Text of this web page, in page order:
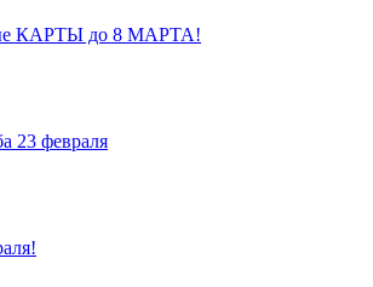
КАРТЫ до 8 МАРТА!
23 февраля